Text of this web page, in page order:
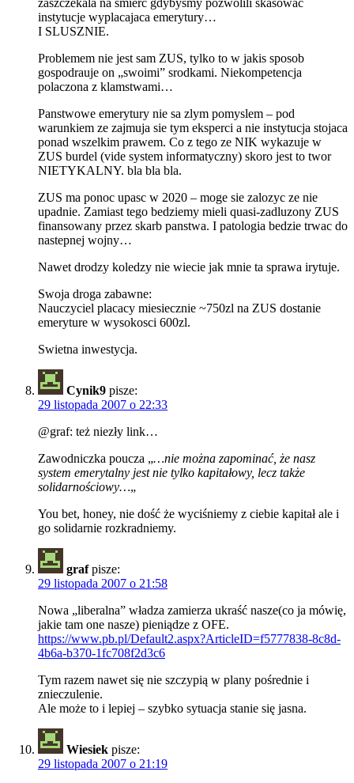
zaszczekala na smierc gdybysmy pozwolili skasowac
instytucje wyplacajaca emerytury…
I SLUSZNIE.
Problemem nie jest sam ZUS, tylko to w jakis sposob
gospodrauje on „swoimi” srodkami. Niekompetencja
polaczona z klamstwami…
Panstwowe emerytury nie sa zlym pomyslem – pod
warunkiem ze zajmuja sie tym eksperci a nie instytucja stojaca
ponad wszelkim prawem. Co z tego ze NIK wykazuje w
ZUS burdel (vide system informatyczny) skoro jest to twor
NIETYKALNY. bla bla bla.
ZUS ma ponoc upasc w 2020 – moge sie zalozyc ze nie
upadnie. Zamiast tego bedziemy mieli quasi-zadluzony ZUS
finansowany przez skarb panstwa. I patologia bedzie trwac do
nastepnej wojny…
Nawet drodzy koledzy nie wiecie jak mnie ta sprawa irytuje.
Swoja droga zabawne:
Nauczyciel placacy miesiecznie ~750zl na ZUS dostanie
emeryture w wysokosci 600zl.
Swietna inwestycja.
Cynik9 pisze:
29 listopada 2007 o 22:33
@graf: też niezły link…
Zawodniczka poucza „…nie można zapominać, że nasz
system emerytalny jest nie tylko kapitałowy, lecz także
solidarnościowy…„
You bet, honey, nie dość że wyciśniemy z ciebie kapitał ale i
go solidarnie rozkradniemy.
graf pisze:
29 listopada 2007 o 21:58
Nowa „liberalna” władza zamierza ukraść nasze(co ja mówię,
jakie tam one nasze) pieniądze z OFE.
https://www.pb.pl/Default2.aspx?ArticleID=f5777838-8c8d-
4b6a-b370-1fc708f2d3c6
Tym razem nawet się nie szczypią w plany pośrednie i
znieczulenie.
Ale może to i lepiej – szybko sytuacja stanie się jasna.
Wiesiek pisze:
29 listopada 2007 o 21:19